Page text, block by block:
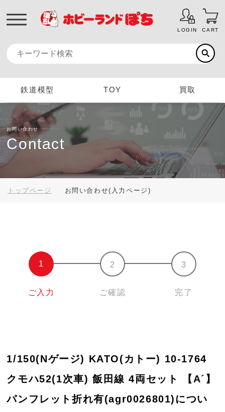
LOGIN CART
鉄道模型 TOY 買取
お問い合わせ
Contact
トップページ お問い合わせ(入力ページ)
ご入力 ご確認 完了
1/150(Nゲージ) KATO(カトー) 10-1764
クモハ52(1次車) 飯田線 4両セット 【A´】
パンフレット折れ有(agr0026801)につい